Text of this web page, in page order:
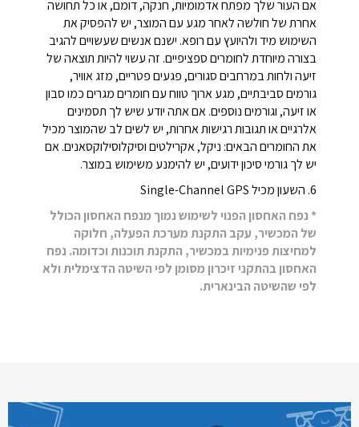
אם העור שלך מפתח אדמומיות, חנקה, דומם, או כל תחושה
אחרת של חולשה לאחר מגע עם המוצר, יש להפסיק את
השימוש מיד ולהיועץ עם רופא. ישנם אנשים שעשויים להגיב
בצורה מיוחדת לחומרים ספציפיים. זה עשוי להיות תוצאה של
זיעה ולחות במרחבים סגורים, פגעים פטריים, מזג אוויר,
גורמים סביבתיים, מגע ארוך טווח עם חומרים מגרים כמו סבון
או זיעה, וגורמים נוספים. אם אתה יודע שיש לך תסמינים
אלרגיים או תגובות רגישות אחרות, יש לשים לב שהמוצר מכיל
את החומרים הבאים: ניקל, אקרילטים וסיקלוסילוקסאנים. אם
יש לך גורמי סיכון ידועים, יש להימנע משימוש במוצר.
6. השעון מכיל Single-Channel GPS
* נפח האחסון הפנוי לשימוש נמוך מנפח האחסון הכולל
של המכשיר, עקב התקנת מערכת הפעלה, חלוקה
למחיצות פנימיות במכשיר, התקנת תוכנות וכדומה. נפח
האחסון בהתקני זיכרון מסומן לפי השיטה הדצימלית ולא
לפי שהשיטה הבינארית.